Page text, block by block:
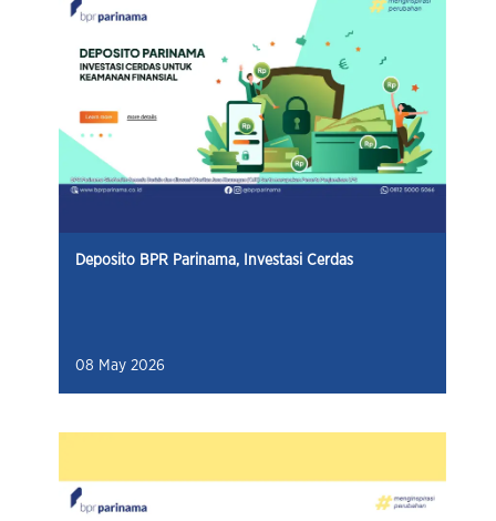
Deposito BPR Parinama, Investasi Cerdas
08 May 2026